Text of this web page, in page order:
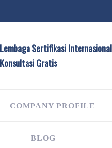
Lembaga Sertifikasi Internasional
Konsultasi Gratis
COMPANY PROFILE
BLOG